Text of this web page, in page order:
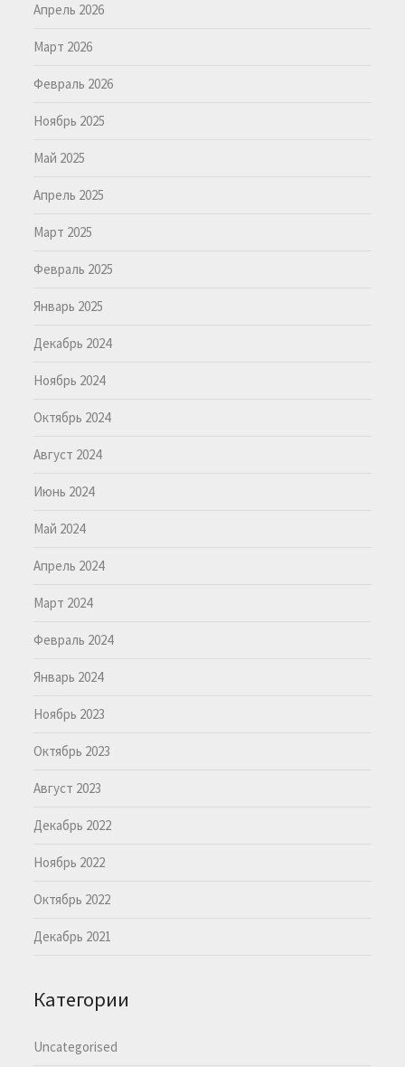
Апрель 2026
Март 2026
Февраль 2026
Ноябрь 2025
Май 2025
Апрель 2025
Март 2025
Февраль 2025
Январь 2025
Декабрь 2024
Ноябрь 2024
Октябрь 2024
Август 2024
Июнь 2024
Май 2024
Апрель 2024
Март 2024
Февраль 2024
Январь 2024
Ноябрь 2023
Октябрь 2023
Август 2023
Декабрь 2022
Ноябрь 2022
Октябрь 2022
Декабрь 2021
Категории
Uncategorised